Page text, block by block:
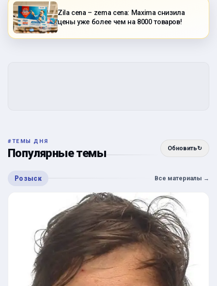
Zila cena – zema cena: Maxima снизила
цены уже более чем на 8000 товаров!
#ТЕМЫ ДНЯ
Популярные темы Обновить↻
Розыск Все материалы →